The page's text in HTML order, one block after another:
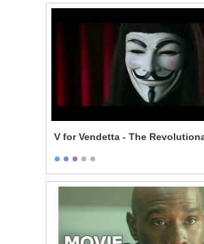
V for Vendetta - The